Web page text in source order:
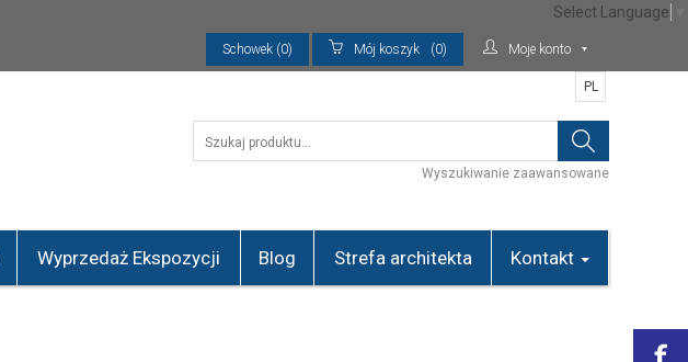
Schowek (0) Mój koszyk (0) Moje konto
Wyszukiwanie zaawansowane
PL
Wyprzedaż Ekspozycji Blog Strefa architekta Kontakt
Select Language